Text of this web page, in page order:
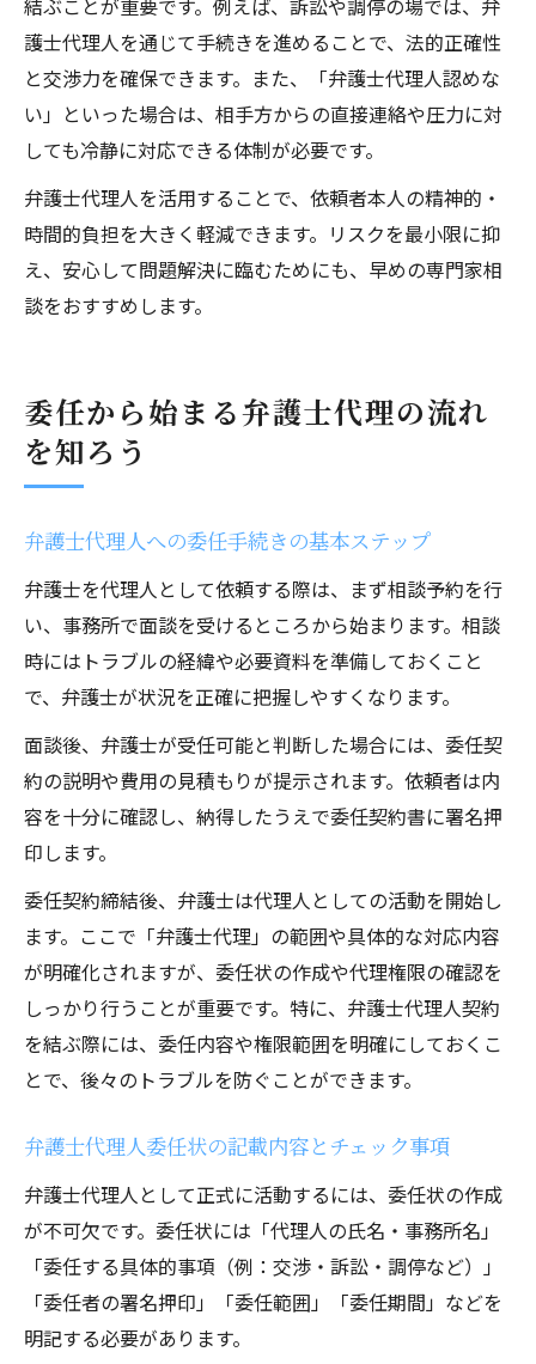
護士代理人を通じて手続きを進めることで、法的正確性
と交渉力を確保できます。また、「弁護士代理人認めな
い」といった場合は、相手方からの直接連絡や圧力に対
しても冷静に対応できる体制が必要です。
弁護士代理人を活用することで、依頼者本人の精神的・
時間的負担を大きく軽減できます。リスクを最小限に抑
え、安心して問題解決に臨むためにも、早めの専門家相
談をおすすめします。
委任から始まる弁護士代理の流れ
を知ろう
弁護士代理人への委任手続きの基本ステップ
弁護士を代理人として依頼する際は、まず相談予約を行
い、事務所で面談を受けるところから始まります。相談
時にはトラブルの経緯や必要資料を準備しておくこと
で、弁護士が状況を正確に把握しやすくなります。
面談後、弁護士が受任可能と判断した場合には、委任契
約の説明や費用の見積もりが提示されます。依頼者は内
容を十分に確認し、納得したうえで委任契約書に署名押
印します。
委任契約締結後、弁護士は代理人としての活動を開始し
ます。ここで「弁護士代理」の範囲や具体的な対応内容
が明確化されますが、委任状の作成や代理権限の確認を
しっかり行うことが重要です。特に、弁護士代理人契約
を結ぶ際には、委任内容や権限範囲を明確にしておくこ
とで、後々のトラブルを防ぐことができます。
弁護士代理人委任状の記載内容とチェック事項
弁護士代理人として正式に活動するには、委任状の作成
が不可欠です。委任状には「代理人の氏名・事務所名」
「委任する具体的事項（例：交渉・訴訟・調停など）」
「委任者の署名押印」「委任範囲」「委任期間」などを
明記する必要があります。